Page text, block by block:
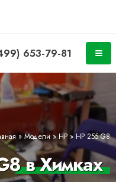
653-79-81
»Модели »HP » HP 255 G8
в Химках